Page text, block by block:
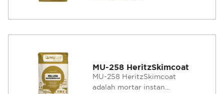
MU-258 HeritzSkimcoat
MU-258 HeritzSkimcoat
adalah mortar instan...